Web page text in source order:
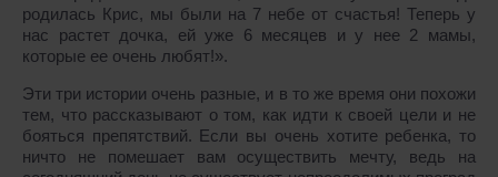
родилась Крис, мы были на 7 небе от счастья! Теперь у
нас растет дочка, ей уже 6 месяцев и у нее 2 мамы,
которые ее очень любят!».
Эти три истории очень разные, и в то же время они похожи
тем, что рассказывают о том, как идти к своей цели и не
бояться препятствий. Если вы очень хотите ребенка, то
ничто не помешает вам осуществить мечту, ведь на